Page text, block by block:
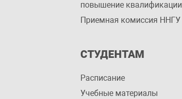
повышение квалификации
Приемная комиссия ННГУ
СТУДЕНТАМ
Расписание
Учебные материалы